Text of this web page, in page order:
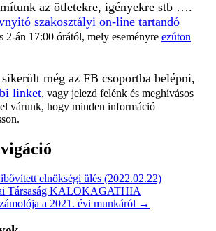
az ötletekre, igényekre stb ….
szakosztályi on-line tartandó
2-án 17:00 órától, mely eseményre ezúton
még az FB csoportba belépni,
linket, vagy jelezd felénk és meghívásos
várunk, hogy minden információ
elnökségi ülés (2022.02.22)
Társaság KALOKAGATHIA
a 2021. évi munkáról →